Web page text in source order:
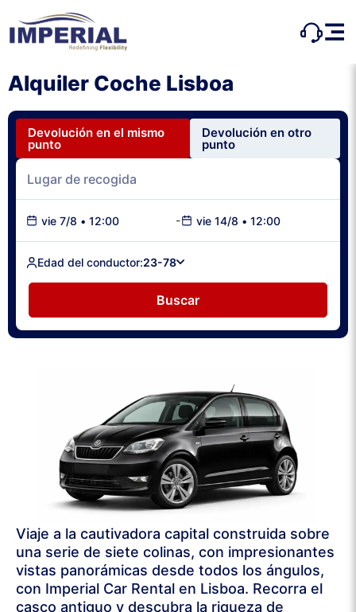
Alquiler Coche Lisboa
Devolución en el mismo
punto
Devolución en otro
punto
vie 7/8 • 12:00 - vie 14/8 • 12:00
Edad del conductor:23-78
Buscar
Viaje a la cautivadora capital construida sobre
una serie de siete colinas, con impresionantes
vistas panorámicas desde todos los ángulos,
con Imperial Car Rental en Lisboa. Recorra el
casco antiguo y descubra la riqueza de